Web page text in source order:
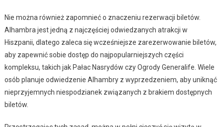
Nie można również zapomnieć o znaczeniu rezerwacji biletów.
Alhambra jest jedną z najczęściej odwiedzanych atrakcji w
Hiszpanii, dlatego zaleca się wcześniejsze zarezerwowanie biletów,
aby zapewnić sobie dostęp do najpopularniejszych części
kompleksu, takich jak Pałac Nasrydów czy Ogrody Generalife. Wiele
osób planuje odwiedzenie Alhambry z wyprzedzeniem, aby uniknąć
nieprzyjemnych niespodzianek związanych z brakiem dostępnych
biletów.